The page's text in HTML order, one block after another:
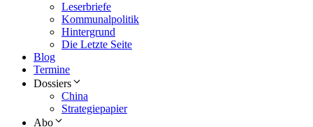
Leserbriefe
Kommunalpolitik
Hintergrund
Die Letzte Seite
Blog
Termine
Dossiers
China
Strategiepapier
Abo